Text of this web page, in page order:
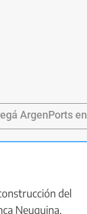
ArgenPorts en
del
Neuquina.